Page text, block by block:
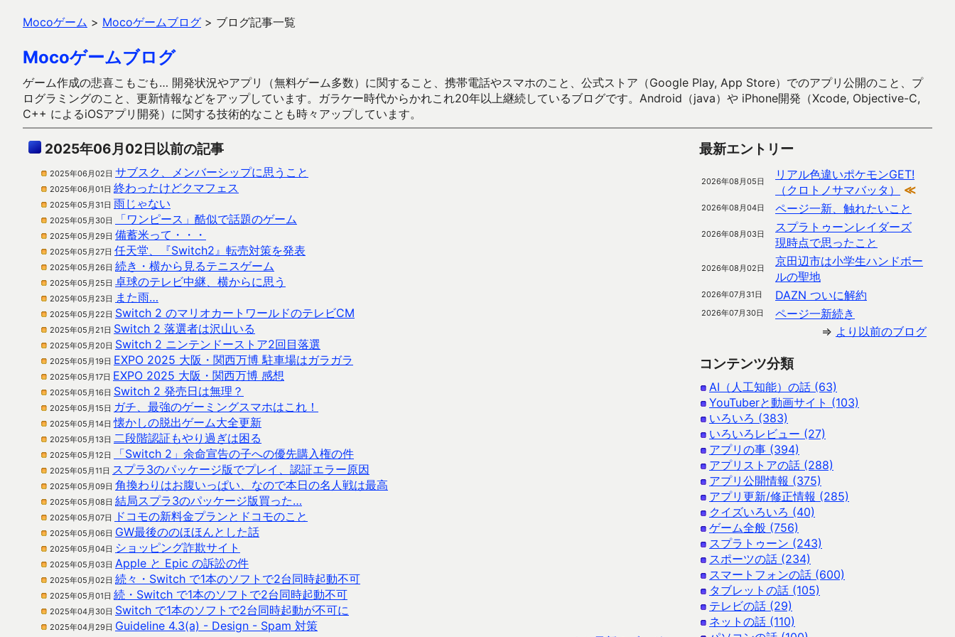
Mocoゲーム > Mocoゲームブログ > ブログ記事一覧
Mocoゲームブログ
ゲーム作成の悲喜こもごも… 開発状況やアプリ（無料ゲーム多数）に関すること、携帯電話やスマホのこと、公式ストア（Google Play, App Store）でのアプリ公開のこと、プ
ログラミングのこと、更新情報などをアップしています。ガラケー時代からかれこれ20年以上継続しているブログです。Android（java）や iPhone開発（Xcode, Objective-C,
C++ によるiOSアプリ開発）に関する技術的なことも時々アップしています。
2025年06月02日以前の記事
2025年06月02日 サブスク、メンバーシップに思うこと
2025年06月01日 終わったけどクマフェス
2025年05月31日 雨じゃない
2025年05月30日 「ワンピース」酷似で話題のゲーム
2025年05月29日 備蓄米って・・・
2025年05月27日 任天堂、『Switch2』転売対策を発表
2025年05月26日 続き・横から見るテニスゲーム
2025年05月25日 卓球のテレビ中継、横からに思う
2025年05月23日 また雨…
2025年05月22日 Switch 2 のマリオカートワールドのテレビCM
2025年05月21日 Switch 2 落選者は沢山いる
2025年05月20日 Switch 2 ニンテンドーストア2回目落選
2025年05月19日 EXPO 2025 大阪・関西万博 駐車場はガラガラ
2025年05月17日 EXPO 2025 大阪・関西万博 感想
2025年05月16日 Switch 2 発売日は無理？
2025年05月15日 ガチ、最強のゲーミングスマホはこれ！
2025年05月14日懐かしの脱出ゲーム大全更新
2025年05月13日 二段階認証もやり過ぎは困る
2025年05月12日 「Switch 2」余命宣告の子への優先購入権の件
2025年05月11日 スプラ3のパッケージ版でプレイ、認証エラー原因
2025年05月09日 角換わりはお腹いっぱい、なので本日の名人戦は最高
2025年05月08日 結局スプラ3のパッケージ版買った…
2025年05月07日 ドコモの新料金プランとドコモのこと
2025年05月06日 GW最後ののほほんとした話
2025年05月04日 ショッピング詐欺サイト
2025年05月03日 Apple と Epic の訴訟の件
2025年05月02日 続々・Switch で1本のソフトで2台同時起動不可
2025年05月01日 続・Switch で1本のソフトで2台同時起動不可
2025年04月30日 Switch で1本のソフトで2台同時起動が不可に
2025年04月29日 Guideline 4.3(a) - Design - Spam 対策
最新エントリー
2026年08月05日
リアル色違いポケモンGET!
（クロトノサマバッタ）
≪
2026年08月04日 ページ一新、触れたいこと
2026年08月03日
スプラトゥーンレイダーズ
現時点で思ったこと
2026年08月02日
京田辺市は小学生ハンドボー
ルの聖地
2026年07月31日 DAZN ついに解約
2026年07月30日
ページ一新続き
⇒ より以前のブログ
コンテンツ分類
AI（人工知能）の話 (63)
YouTuberと動画サイト (103)
いろいろ (383)
いろいろレビュー (27)
アプリの事 (394)
アプリストアの話 (288)
アプリ公開情報 (375)
アプリ更新/修正情報 (285)
クイズいろいろ (40)
ゲーム全般 (756)
スプラトゥーン (243)
スポーツの話 (234)
スマートフォンの話 (600)
タブレットの話 (105)
テレビの話 (29)
ネットの話 (110)